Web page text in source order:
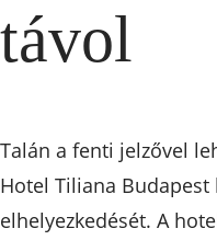
távol
Talán a fenti jelzővel
Hotel Tiliana
elhelyezkedését. A